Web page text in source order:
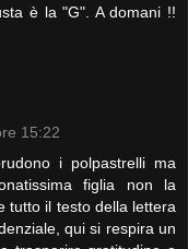
è la "G". A domani !!
15:22
i polpastrelli ma
figlia non la
tutto il testo della lettera
qui si respira un